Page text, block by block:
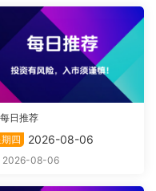
每日推荐
四
2026-08-06
2026-08-06